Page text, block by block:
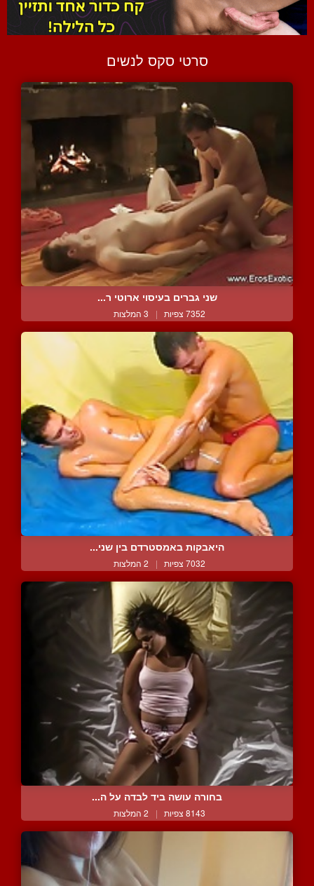
סרטי סקס לנשים
שני גברים בעיסוי ארוטי ר...
7352 צפיות | 3 המלצות
היאבקות באמסטרדם בין שני...
7032 צפיות | 2 המלצות
בחורה עושה ביד לבדה על ה...
8143 צפיות | 2 המלצות